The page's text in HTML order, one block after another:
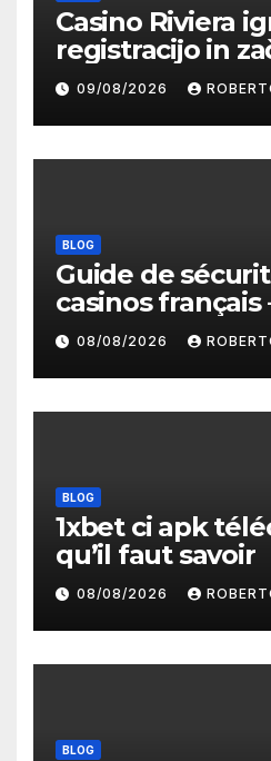
Casino Riviera
registracijo in
09/08/2026
BLOG
Guide de
casinos français
protections,
paiements
08/08/2026
BLOG
1xbet ci apk
qu’il faut savoir
08/08/2026
BLOG